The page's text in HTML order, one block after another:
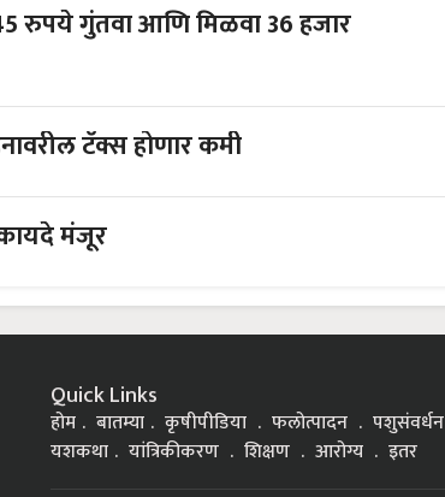
रुपये गुंतवा आणि मिळवा 36 हजार
देशात नवी टोल पाॅलिसी येणार, 'या' वाहनावरील टॅक्स होणार कमी
मंजूर
Quick Links
होम बातम्या कृषीपीडिया फलोत्पादन पशुसंवर्धन
यशकथा
यांत्रिकीकरण शिक्षण आरोग्य इतर